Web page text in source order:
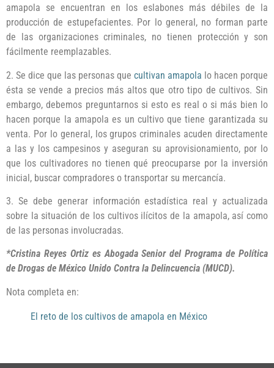
amapola se encuentran en los eslabones más débiles de la
producción de estupefacientes. Por lo general, no forman parte
de las organizaciones criminales, no tienen protección y son
fácilmente reemplazables.
2. Se dice que las personas que cultivan amapola lo hacen porque
ésta se vende a precios más altos que otro tipo de cultivos. Sin
embargo, debemos preguntarnos si esto es real o si más bien lo
hacen porque la amapola es un cultivo que tiene garantizada su
venta. Por lo general, los grupos criminales acuden directamente
a las y los campesinos y aseguran su aprovisionamiento, por lo
que los cultivadores no tienen qué preocuparse por la inversión
inicial, buscar compradores o transportar su mercancía.
3. Se debe generar información estadística real y actualizada
sobre la situación de los cultivos ilícitos de la amapola, así como
de las personas involucradas.
*Cristina Reyes Ortiz es Abogada Senior del Programa de Política
de Drogas de México Unido Contra la Delincuencia (MUCD).
Nota completa en:
El reto de los cultivos de amapola en México